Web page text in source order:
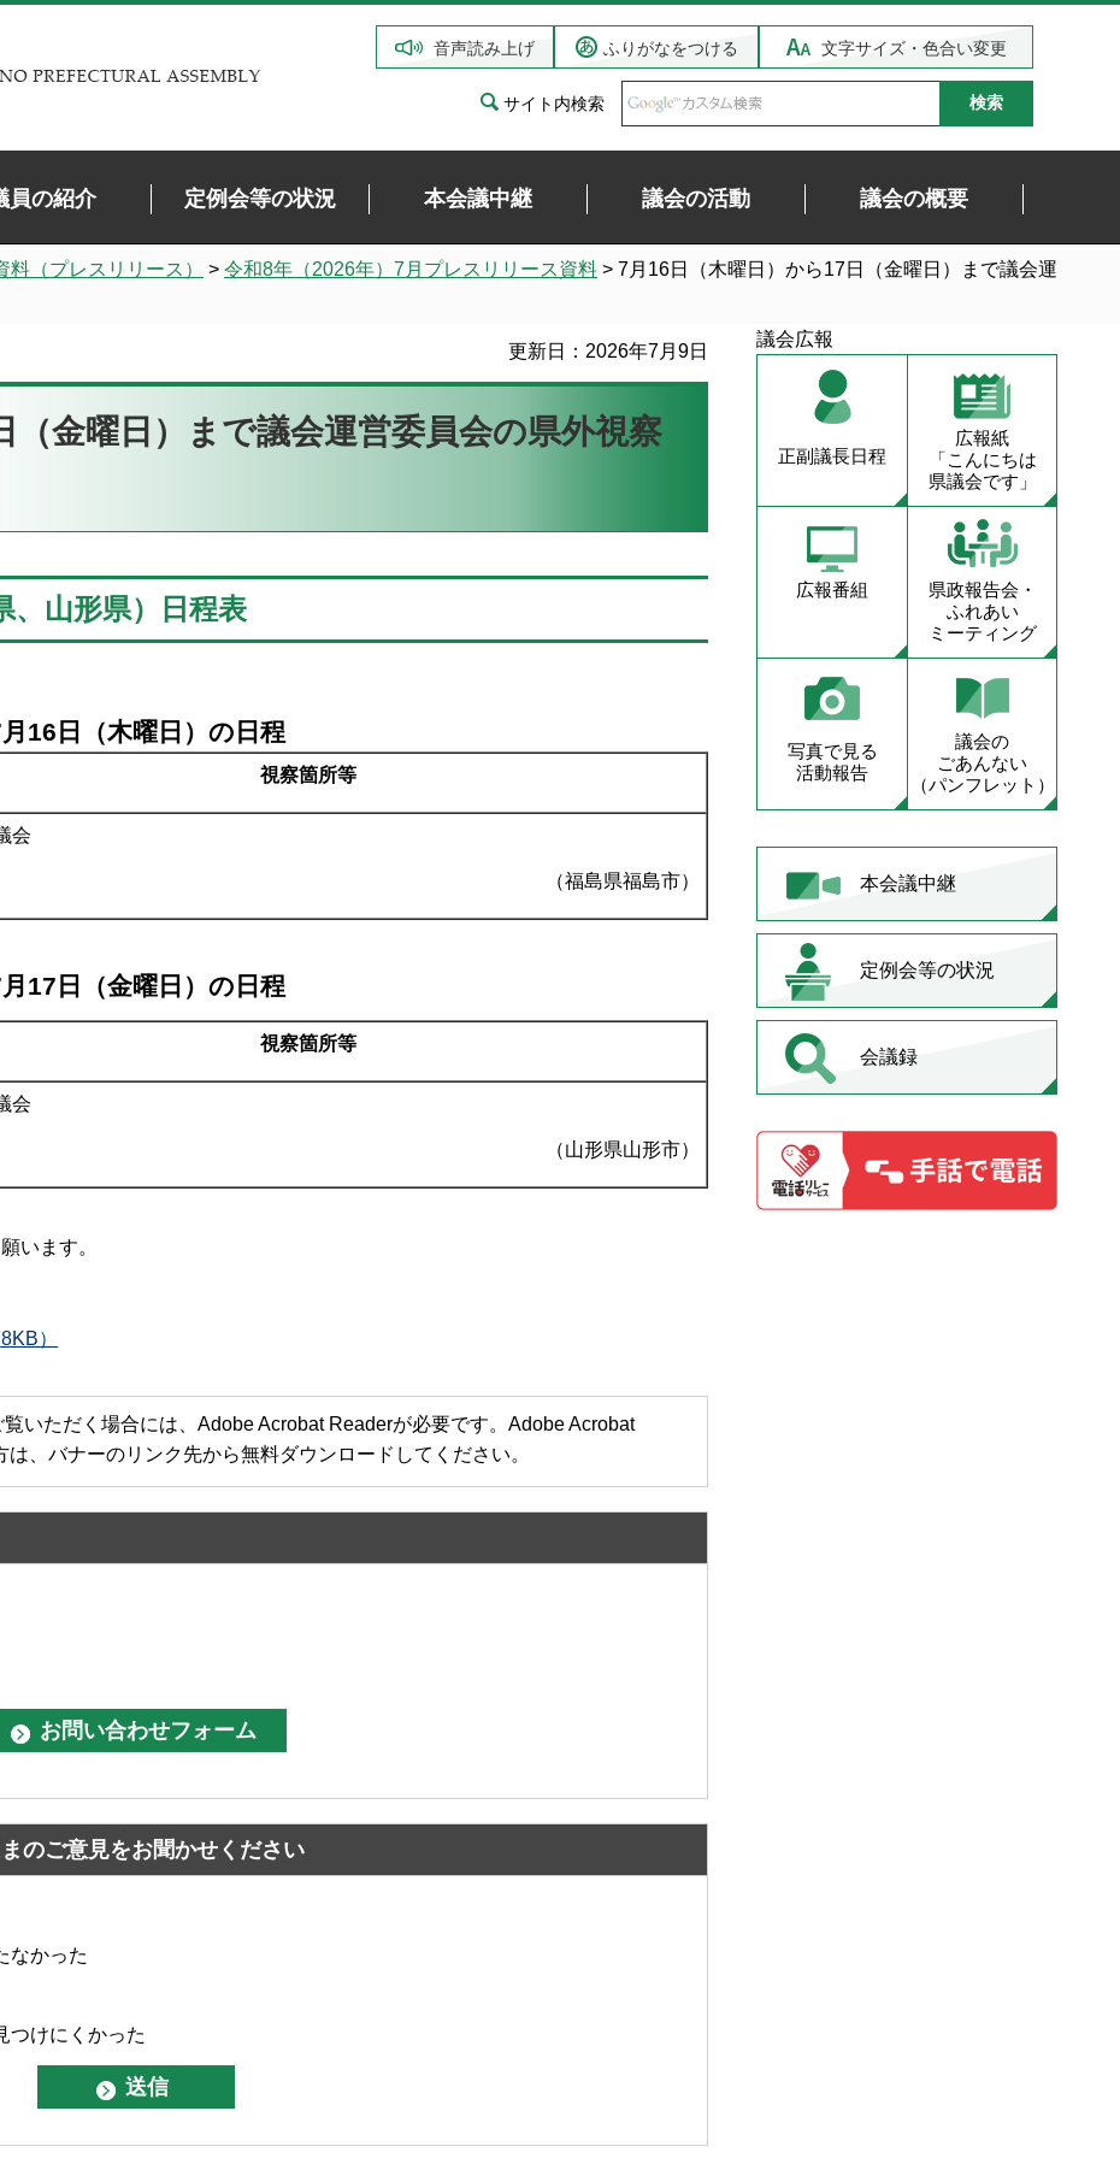
音声読み上げ ふりがなをつける 文字サイズ・色合い変更
サイト内検索
員の紹介 定例会等の状況 本会議中継 議会の活動 議会の概要
料（プレスリリース） > 令和8年（2026年）7月プレスリリース資料 > 7月16日（木曜日）から17日（金曜日）まで議会運
更新日：2026年7月9日
（金曜日）まで議会運営委員会の県外視察
、山形県）日程表
16日（木曜日）の日程
視察箇所等
議会
（福島県福島市）
17日（金曜日）の日程
視察箇所等
会
（山形県山形市）
います。
）
いただく場合には、Adobe Acrobat Readerが必要です。Adobe Acrobat
、バナーのリンク先から無料ダウンロードしてください。
のご意見をお聞かせください
なかった
つけにくかった
議会広報
正副議長日程
広報紙
「こんにちは
県議会です」
広報番組
県政報告会・
ふれあい
ミーティング
写真で見る
活動報告
議会の
ごあんない
（パンフレット）
本会議中継
定例会等の状況
会議録